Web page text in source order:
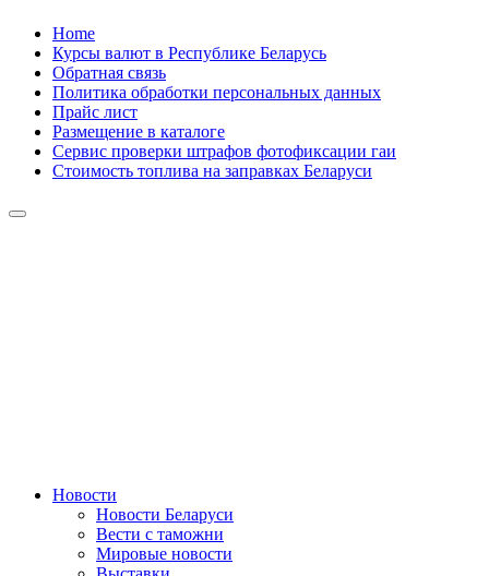
Skip
content
Home
Курсы валют в Республике Беларусь
Обратная связь
Политика обработки персональных данных
Прайс лист
Размещение в каталоге
Сервис проверки штрафов фотофиксации гаи
Стоимость топлива на заправках Беларуси
Сайт про автомобили
Новости
Новости Беларуси
Вести с таможни
Мировые новости